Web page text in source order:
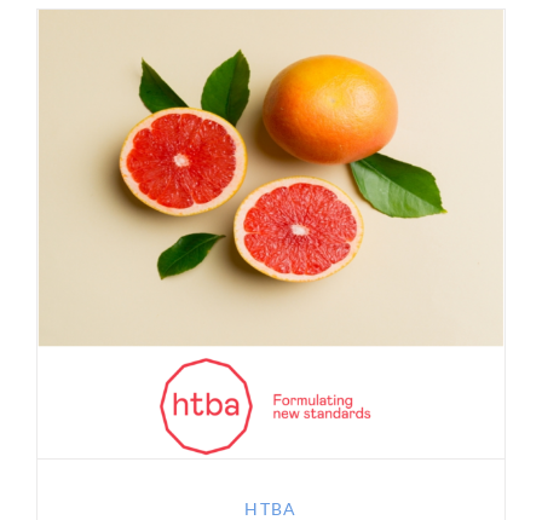
HTBA
HTBA